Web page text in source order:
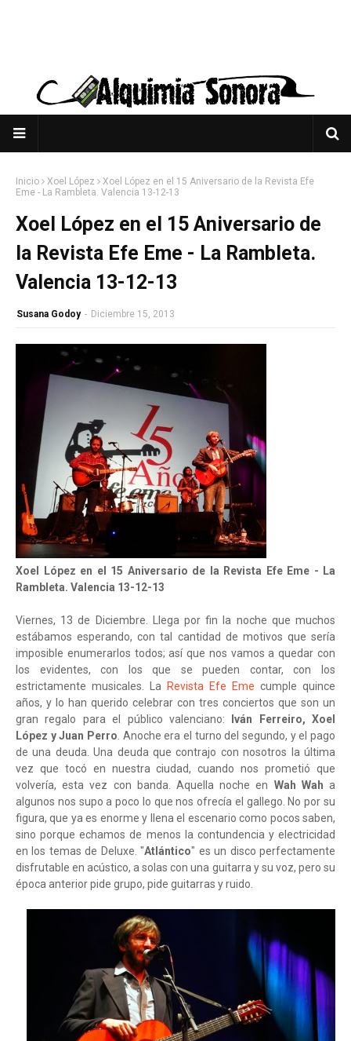
Inicio Xoel López
Xoel López en el 15 Aniversario de la Revista Efe
Eme - La Rambleta. Valencia 13-12-13
Xoel López en el 15 Aniversario de
la Revista Efe Eme - La Rambleta.
Valencia 13-12-13
Susana Godoy - Diciembre 15, 2013
Xoel López en el 15 Aniversario de la Revista Efe Eme - La
Rambleta. Valencia 13-12-13
Viernes, 13 de Diciembre. Llega por fin la noche que muchos
estábamos esperando, con tal cantidad de motivos que sería
imposible enumerarlos todos; así que nos vamos a quedar con
los evidentes, con los que se pueden contar, con los
estrictamente musicales. La Revista Efe Eme cumple quince
años, y lo han querido celebrar con tres conciertos que son un
gran regalo para el público valenciano:
Iván Ferreiro, Xoel
López y Juan Perro. Anoche era el turno del segundo, y el pago
de una deuda. Una deuda que contrajo con nosotros la última
vez que tocó en nuestra ciudad, cuando nos prometió que
volvería, esta vez con banda. Aquella noche en Wah Wah a
algunos nos supo a poco lo que nos ofrecía el gallego. No por su
figura, que ya es enorme y llena el escenario como pocos saben,
sino porque echamos de menos la contundencia y electricidad
en los temas de Deluxe. "Atlántico" es un disco perfectamente
disfrutable en acústico, a solas con una guitarra y su voz, pero su
época anterior pide grupo, pide guitarras y ruido.